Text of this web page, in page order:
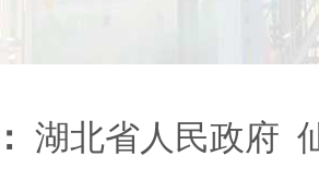
湖北省人民政府